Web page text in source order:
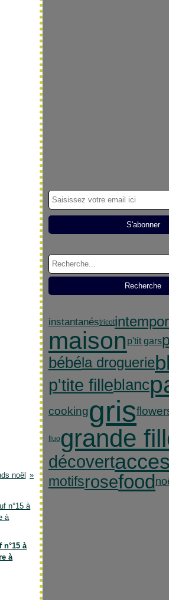
noël
n°15 à
à
instantanéstricot
maison p'tit gars
bébéla droguerie
p'tite filleblanc
cookinggris
fluogrande
décovert
motifsrosefood